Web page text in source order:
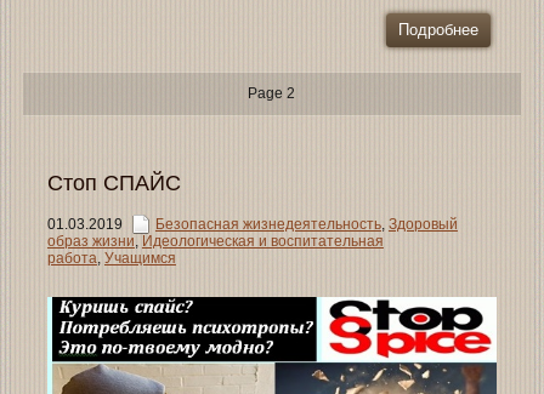
Подробнее
Page 2
Стоп СПАЙС
01.03.2019 Безопасная жизнедеятельность, Здоровый
образ жизни, Идеологическая и воспитательная
работа, Учащимся